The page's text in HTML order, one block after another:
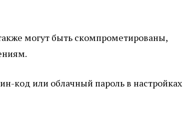
могут быть скомпрометированы,
код или облачный пароль в настройках